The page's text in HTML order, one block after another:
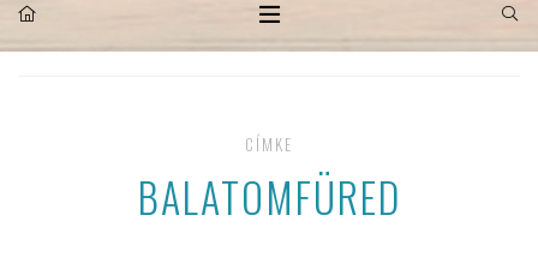
CÍMKE
BALATOMFÜRED